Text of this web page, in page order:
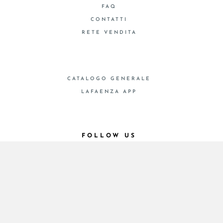
FAQ
CONTATTI
RETE VENDITA
CATALOGO GENERALE
LAFAENZA APP
FOLLOW US